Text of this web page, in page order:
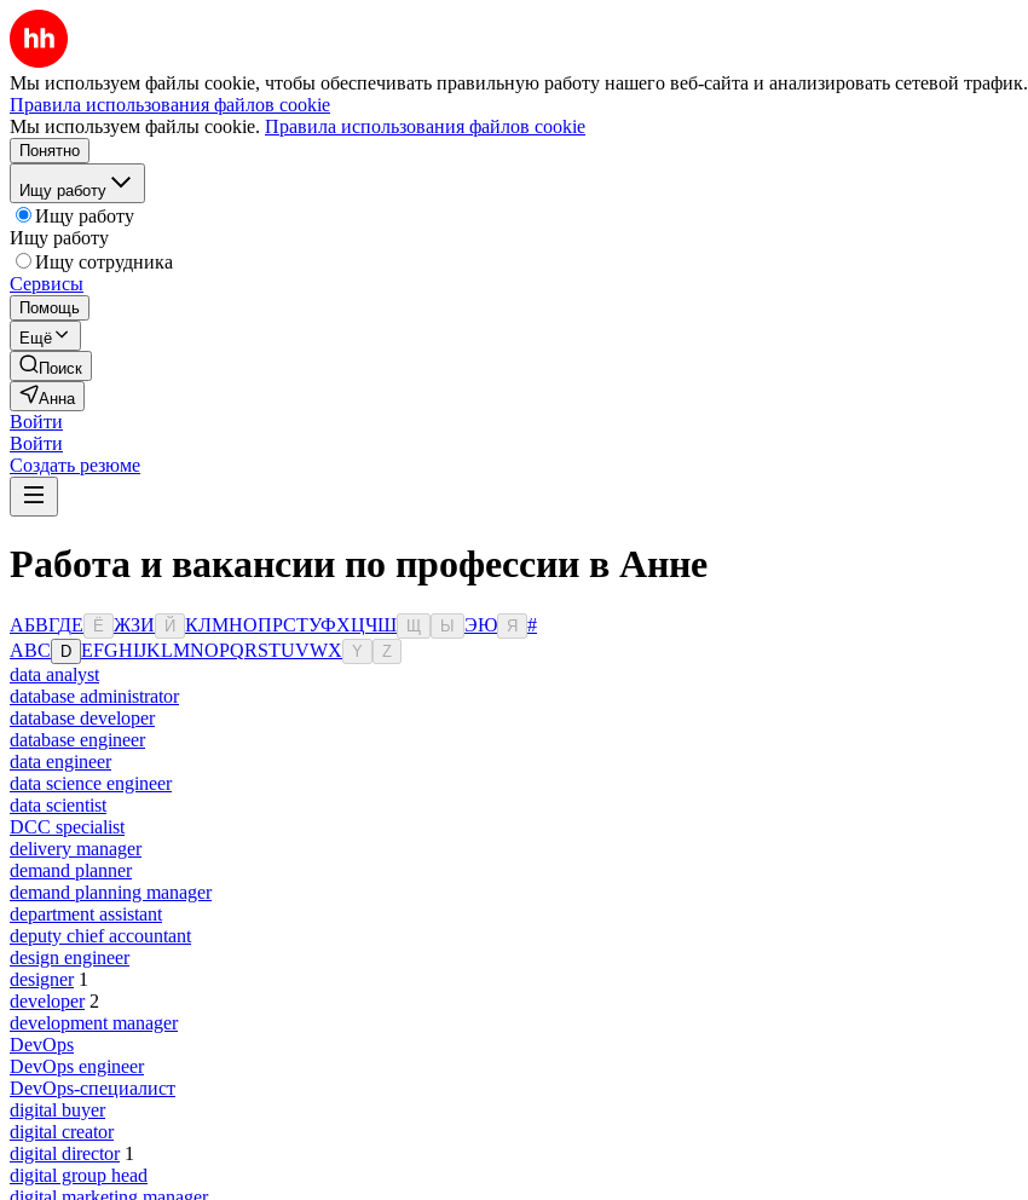
Мы используем файлы cookie, чтобы обеспечивать правильную работу нашего веб-сайта и анализировать сетевой трафик.
Правила использования файлов cookie
Мы используем файлы cookie. Правила использования файлов cookie
Понятно
Ищу работу
Ищу работу
Ищу работу
Ищу сотрудника
Сервисы
Помощь
Ещё
Поиск
Анна
Войти
Войти
Создать резюме
Работа и вакансии по профессии в Анне
АБВГДЕ Ё ЖЗИ Й КЛМНОПРСТУФХЦЧШ Ы ЭЮ Я
#
ABC D EFGHIJKLMNOPQRSTUVWX Y Z
data analyst
database administrator
database developer
database engineer
data engineer
data science engineer
data scientist
DCC specialist
delivery manager
demand planner
demand planning manager
department assistant
deputy chief accountant
design engineer
designer 1
developer 2
development manager
DevOps
DevOps engineer
DevOps-специалист
digital buyer
digital creator
digital director 1
digital group head